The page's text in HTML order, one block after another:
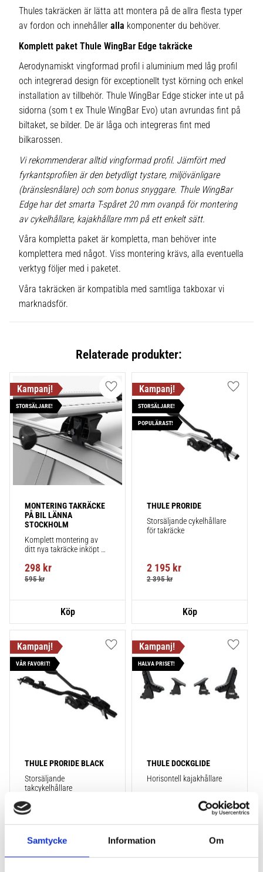
Samtycke Information Om
Thules takräcken är lätta att montera på de allra flesta typer
av fordon och innehåller alla komponenter du behöver.
Komplett paket Thule WingBar Edge takräcke
Aerodynamiskt vingformad profil i aluminium med låg profil
och integrerad design för exceptionellt tyst körning och enkel
installation av tillbehör. Thule WingBar Edge sticker inte ut på
sidorna (som t ex Thule WingBar Evo) utan avrundas fint på
biltaket, se bilder. De är låga och integreras fint med
bilkarossen.
Vi rekommenderar alltid vingformad profil. Jämfört med
fyrkantsprofilen är den betydligt tystare, miljövänligare
(bränslesnålare) och som bonus snyggare. Thule WingBar
Edge har det smarta T-spåret 20 mm ovanpå för montering
av cykelhållare, kajakhållare mm på ett enkelt sätt.
Våra kompletta paket är kompletta, man behöver inte
komplettera med något. Viss montering krävs, alla eventuella
verktyg följer med i paketet.
Våra takräcken är kompatibla med samtliga takboxar vi
marknadsför.
Relaterade produkter:
MONTERING TAKRÄCKE
PÅ BIL LÄNNA
STOCKHOLM
Komplett montering av
ditt nya takräcke inköpt
montering på din bil.
298 kr
595kr
STORSÄLJARE!
Lägg till i favoriter
THULE PRORIDE
Storsäljande cykelhållare
för takräcke
2 195 kr
2 395kr
STORSÄLJARE!
POPULÄRAST!
Lägg
THULE PRORIDE BLACK
Storsäljande
takcykelhållare
2 395
VÅR FAVORIT!
Lägg till i favoriter
THULE DOCKGLIDE
Horisontell kajakhållare
HALVA PRISET!
Lägg